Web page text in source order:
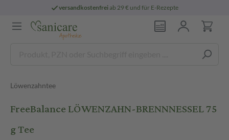
versandkostenfreiab 29 € und für E-Rezepte
Löwenzahntee
FreeBalance LÖWENZAHN-BRENNNESSEL 75
g Tee